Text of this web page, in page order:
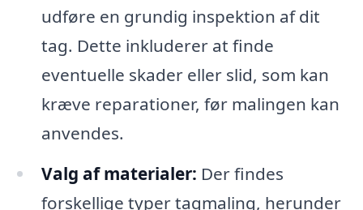
udføre en grundig inspektion af dit
tag. Dette inkluderer at finde
eventuelle skader eller slid, som kan
kræve reparationer, før malingen kan
anvendes.
Valg af materialer: Der findes
forskellige typer tagmaling, herunder